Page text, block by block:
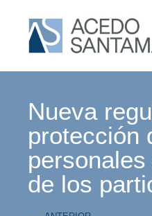
Nueva
protección
de los